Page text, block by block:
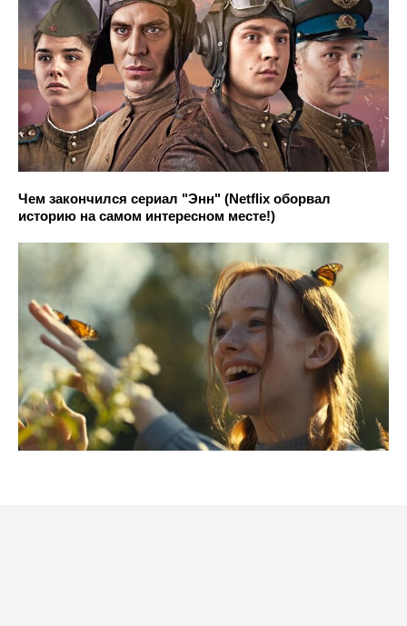
Чем закончился сериал "Энн" (Netflix оборвал
историю на самом интересном месте!)